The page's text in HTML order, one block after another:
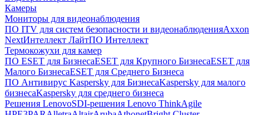
Камеры
Мониторы для видеонаблюдения
ПО ITV для систем безопасности и видеонаблюденияAxxon
NextИнтеллект ЛайтПО Интеллект
Термокожухи для камер
ПО ESET для БизнесаESET для Крупного БизнесаESET для
Малого БизнесаESET для Среднего Бизнеса
ПО Антивирус Kaspersky для БизнесаKaspersky для малого
бизнесаKaspersky для среднего бизнеса
Решения LenovoSDI-решения Lenovo ThinkAgile